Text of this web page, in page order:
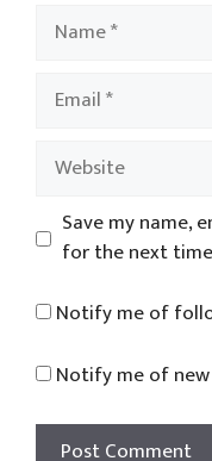
Name
Email
Website
Save my name,
for the next
Notify me of
Notify me of